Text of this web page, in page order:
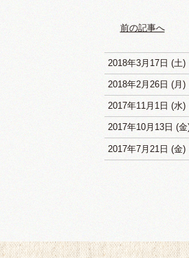
前の記事へ
2018年3月17日 (土)
2018年2月26日 (月)
2017年11月1日 (水)
2017年10月13日 (金
2017年7月21日 (金)